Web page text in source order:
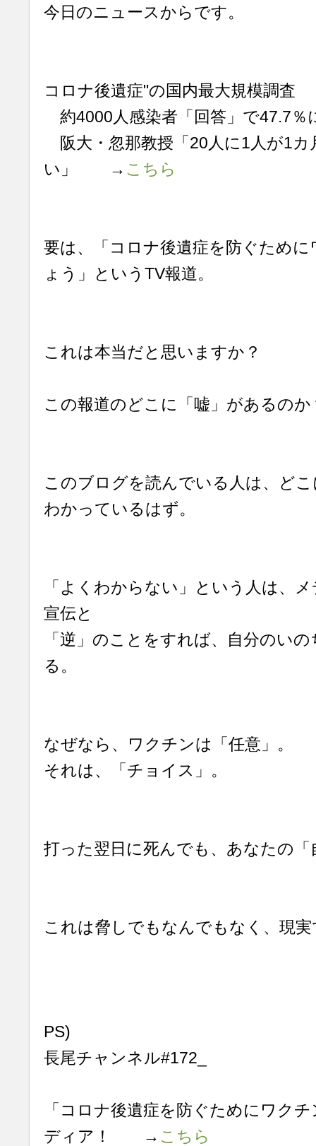
今日のニュースからです。
コロナ後遺症"の国内最大規模調査
約4000人感染者「回答」で47.7％
阪大・忽那教授「20人に1人が1カ
い」 → こちら
要は、「コロナ後遺症を防ぐため
ょう」というTV報道。
これは本当だと思いますか？
この報道のどこに「嘘」があるのか
このブログを読んでいる人は、ど
わかっているはず。
「よくわからない」という人は、
宣伝と
「逆」のことをすれば、自分のい
る。
なぜなら、ワクチンは「任意」。
それは、「チョイス」。
打った翌日に死んでも、あなたの「
これは脅しでもなんでもなく、現実
PS)
長尾チャンネル#172_
「コロナ後遺症を防ぐためにワク
ディア！ → こちら